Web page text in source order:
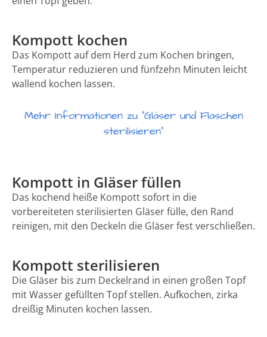
Kompott kochen
Das Kompott auf dem Herd zum Kochen bringen,
Temperatur reduzieren und fünfzehn Minuten leicht
wallend kochen lassen.
Mehr Informationen zu "Gläser und Flaschen
sterilisieren"
Kompott in Gläser füllen
Das kochend heiße Kompott sofort in die
vorbereiteten sterilisierten Gläser fülle, den Rand
reinigen, mit den Deckeln die Gläser fest verschließen.
Kompott sterilisieren
Die Gläser bis zum Deckelrand in einen großen Topf
mit Wasser gefüllten Topf stellen. Aufkochen, zirka
dreißig Minuten kochen lassen.